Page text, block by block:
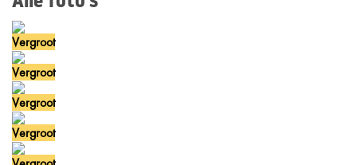
Vergroot
Vergroot
Vergroot
Vergroot